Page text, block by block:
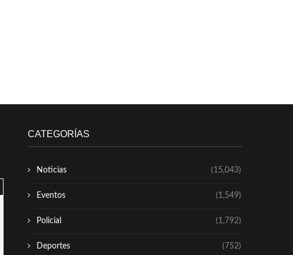
CATEGORÍAS
Noticias (15,043)
Eventos (1,549)
Policial (1,792)
Deportes (752)